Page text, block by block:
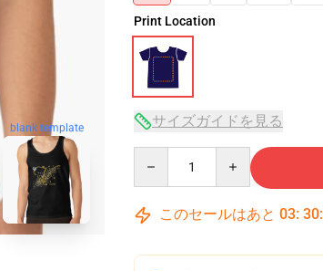
blank template
Print Location
サイズガイドを見る
このセールはあと 03: 30: